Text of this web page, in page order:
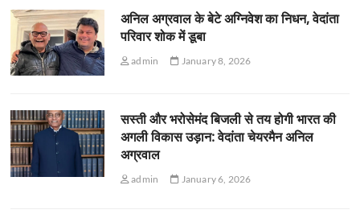
अनिल अग्रवाल के बेटे अग्निवेश का निधन, वेदांता
परिवार शोक में डूबा
admin January 8, 2026
सस्ती और भरोसेमंद बिजली से तय होगी भारत की
अगली विकास उड़ान: वेदांता चेयरमैन अनिल
अग्रवाल
admin January 6, 2026